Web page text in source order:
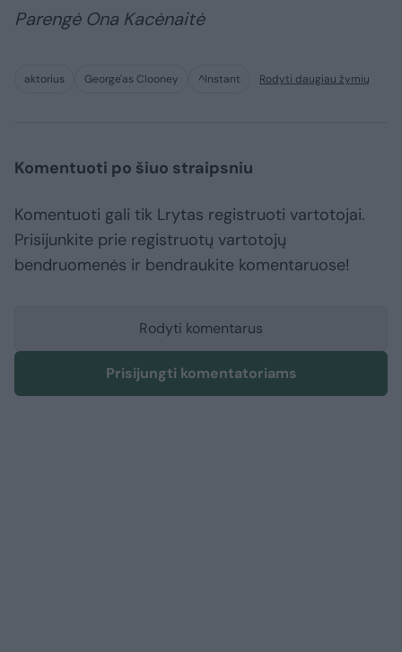
Parengė Ona Kacėnaitė
aktorius George'as Clooney ^Instant Rodyti daugiau žymių
Komentuoti po šiuo straipsniu
Komentuoti gali tik Lrytas registruoti vartotojai.
Prisijunkite prie registruotų vartotojų
bendruomenės ir bendraukite komentaruose!
Rodyti komentarus
Prisijungti komentatoriams